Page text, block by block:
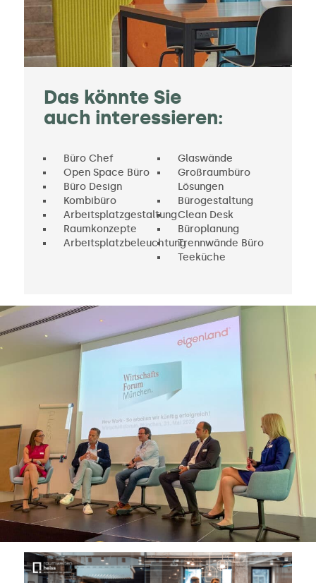
Das könnte Sie
auch interessieren:
Büro Chef
Open Space Büro
Büro Design
Kombibüro
Arbeitsplatzgestaltung
Raumkonzepte
Arbeitsplatzbeleuchtung
Glaswände
Großraumbüro
Lösungen
Bürogestaltung
Clean Desk
Büroplanung
Trennwände Büro
Teeküche